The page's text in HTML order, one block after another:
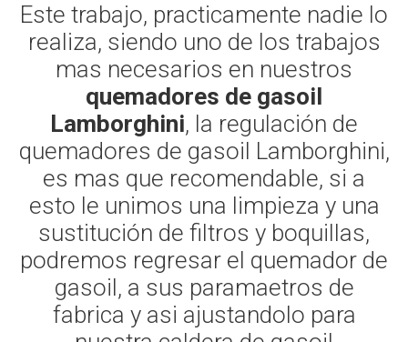
Este trabajo, practicamente nadie lo
realiza, siendo uno de los trabajos
mas necesarios en nuestros
quemadores de gasoil
Lamborghini, la regulación de
quemadores de gasoil Lamborghini,
es mas que recomendable, si a
esto le unimos una limpieza y una
sustitución de filtros y boquillas,
podremos regresar el quemador de
gasoil, a sus paramaetros de
fabrica y asi ajustandolo para